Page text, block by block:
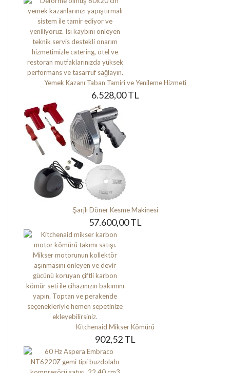
Yemek Kazanı Taban Tamiri ve Yenileme Hizmeti
6.528,00 TL
Şarjlı Döner Kesme Makinesi
57.600,00 TL
Kitchenaid Mikser Kömürü
902,52 TL